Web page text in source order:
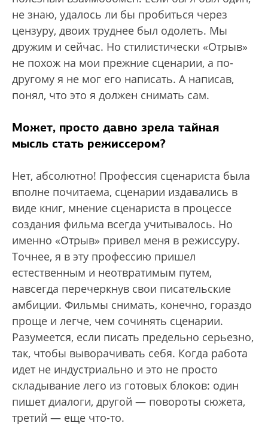
не знаю, удалось ли бы пробиться через
цензуру, двоих труднее был одолеть. Мы
дружим и сейчас. Но стилистически «Отрыв»
не похож на мои прежние сценарии, а по-
другому я не мог его написать. А написав,
понял, что это я должен снимать сам.
Может, просто давно зрела тайная
мысль стать режиссером?
Нет, абсолютно! Профессия сценариста была
вполне почитаема, сценарии издавались в
виде книг, мнение сценариста в процессе
создания фильма всегда учитывалось. Но
именно «Отрыв» привел меня в режиссуру.
Точнее, я в эту профессию пришел
естественным и неотвратимым путем,
навсегда перечеркнув свои писательские
амбиции. Фильмы снимать, конечно, гораздо
проще и легче, чем сочинять сценарии.
Разумеется, если писать предельно серьезно,
так, чтобы выворачивать себя. Когда работа
идет не индустриально и это не просто
складывание лего из готовых блоков: один
пишет диалоги, другой — повороты сюжета,
третий — еще что-то.